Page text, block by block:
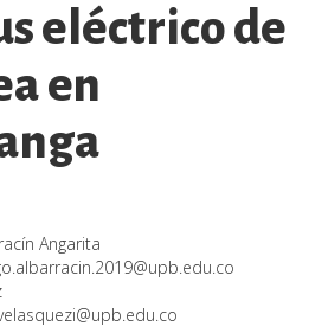
eléctrico de
en
Angarita